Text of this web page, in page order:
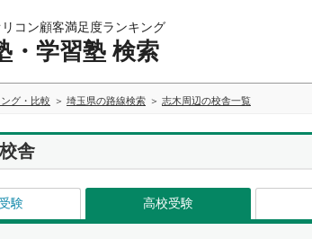
リコン顧客満足度ランキング
・学習塾 検索
グ・比較 埼玉県の路線検索 志木周辺の校舎一覧
舎
験 高校受験